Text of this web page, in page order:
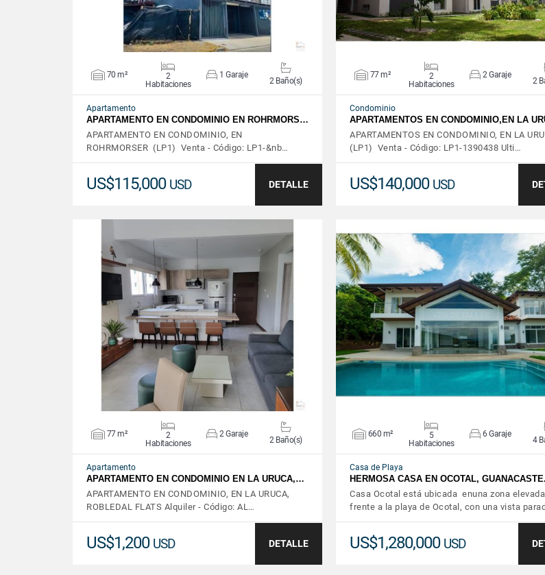
70 m²
2
Habitaciones
1 Garaje
2 Baño(s)
Apartamento
APARTAMENTO EN CONDOMINIO EN ROHRMORS…
APARTAMENTO EN CONDOMINIO, EN
ROHRMORSER (LP1) Venta - Código: LP1-&nb…
US$115,000 USD DETALLE
77 m²
2
Habitaciones
2 Garaje
2
Condominio
APARTAMENTOS EN CONDOMINIO,EN LA
APARTAMENTOS EN CONDOMINIO, EN LA
(LP1) Venta - Código: LP1-1390438 Ulti…
US$140,000 USD
VER DETALLES
77 m²
2
Habitaciones
2 Garaje
2 Baño(s)
Apartamento
APARTAMENTO EN CONDOMINIO EN LA URUCA,…
APARTAMENTO EN CONDOMINIO, EN LA URUCA,
ROBLEDAL FLATS Alquiler - Código: AL…
US$1,200 USD DETALLE
660 m²
5
Habitaciones
6 Garaje
4
Casa de Playa
HERMOSA CASA EN OCOTAL,
Casa Ocotal está ubicada enuna zona elevada
frente a la playa de Ocotal, con una vista
US$1,280,000 USD